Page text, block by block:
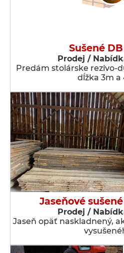
Sušené
Prodej /
Predám stolárske rezivo-
dĺžka 3m a
Jaseňové
Prodej /
Jaseň opäť naskladnený,